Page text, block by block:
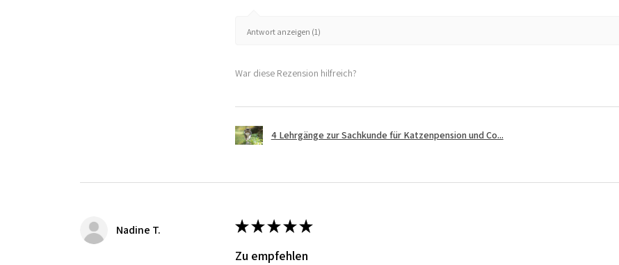
Antwort anzeigen (1)
War diese Rezension hilfreich?
4 Lehrgänge zur Sachkunde für Katzenpension und Co...
Nadine T. ★ ★ ★ ★ ★
Zu empfehlen